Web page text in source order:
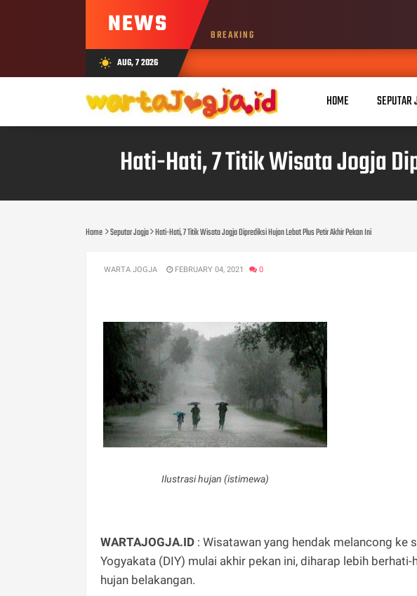
NEWS BREAKING
wb_sunny AUG, 7 2026
HOME SEPUTAR
Hati-Hati, 7 Titik Wisata Jogja
Home Seputar Jogja Hati-Hati, 7 Titik Wisata Jogja Diprediksi Hujan Lebat Plus Petir Akhir Pekan Ini
WARTA JOGJA FEBRUARY 04, 2021 0
Ilustrasi hujan (istimewa)
WARTAJOGJA.ID : Wisatawan yang hendak melancong ke
Yogyakata (DIY) mulai akhir pekan ini, diharap lebih
hujan belakangan.